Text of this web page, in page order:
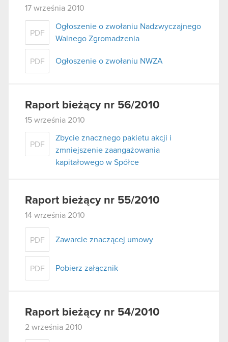
17 września 2010
PDF
Ogłoszenie o zwołaniu Nadzwyczajnego
Walnego Zgromadzenia
PDF Ogłoszenie o zwołaniu NWZA
Raport bieżący nr 56/2010
15 września 2010
PDF
Zbycie znacznego pakietu akcji i
zmniejszenie zaangażowania
kapitałowego w Spółce
Raport bieżący nr 55/2010
14 września 2010
PDF Zawarcie znaczącej umowy
PDF Pobierz załącznik
Raport bieżący nr 54/2010
2 września 2010